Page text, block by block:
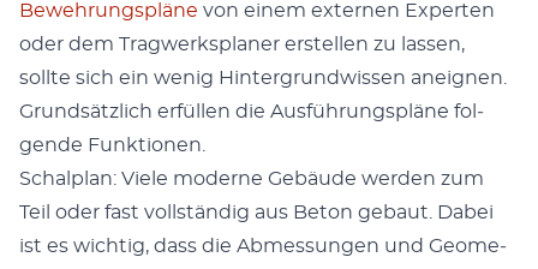
Bewehrungspläne von einem exter­nen Experten
oder dem Trag­w­erk­s­plan­er erstellen zu lassen,
sollte sich ein wenig Hin­ter­grund­wis­sen aneignen.
Grund­sät­zlich erfüllen die Aus­führungspläne fol­
gende Funk­tio­nen.
Schalplan: Viele mod­erne Gebäude wer­den zum
Teil oder fast voll­ständig aus Beton gebaut. Dabei
ist es wichtig, dass die Abmes­sun­gen und Geome­